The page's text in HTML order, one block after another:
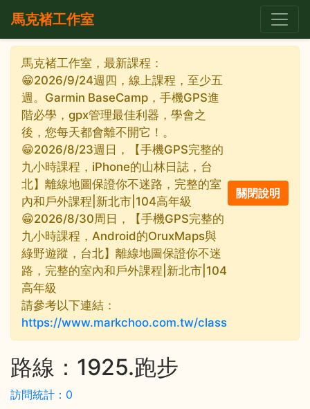
馬克褚工作室
馬克褚工作室，最新課程：
😁2026/9/24週四，線上課程，至少五
週。Garmin BaseCamp，手機GPS進
階必學，gpx管理最佳利器，學會之
後，您每天都會離不開它！。
😁2026/8/23週日，【手機GPS完整的
九小時課程，iPhone的山林日誌，台
北】離線地圖保證你不迷路，完整的室
內和戶外課程|新北市|104高年級
😁2026/8/30周日，【手機GPS完整的
九小時課程，Android的OruxMaps與
綠野遊蹤，台北】離線地圖保證你不迷
路，完整的室內和戶外課程|新北市|104
高年級
請參考以下連結：
https://www.markchoo.com.tw/class
路線：1925.跑步
訪問統計：0